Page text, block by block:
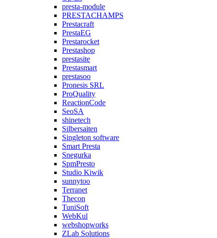
presta-module
PRESTACHAMPS
Prestacraft
PrestaEG
Prestarocket
Prestashop
prestasite
Prestasmart
prestasoo
Pronesis SRL
ProQuality
ReactionCode
SeoSA
shinetech
Silbersaiten
Singleton software
Smart Presta
Snegurka
SpmPresto
Studio Kiwik
sunnytoo
Terranet
Thecon
TuniSoft
WebKul
webshopworks
ZLab Solutions